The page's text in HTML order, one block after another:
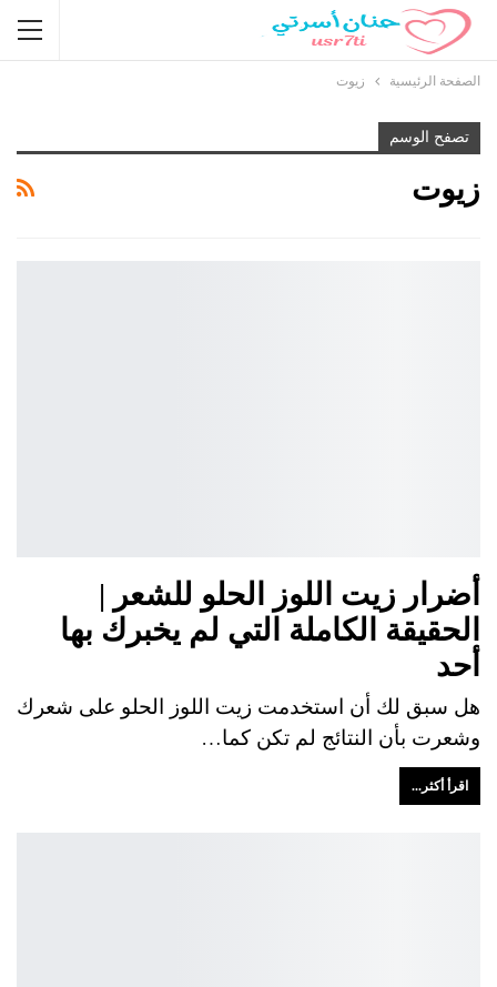
الصفحة الرئيسية زيوت
تصفح الوسم
زيوت
أضرار زيت اللوز الحلو للشعر |
الحقيقة الكاملة التي لم يخبرك بها
أحد
هل سبق لك أن استخدمت زيت اللوز الحلو على شعرك
وشعرت بأن النتائج لم تكن كما…
اقرأ أكثر...